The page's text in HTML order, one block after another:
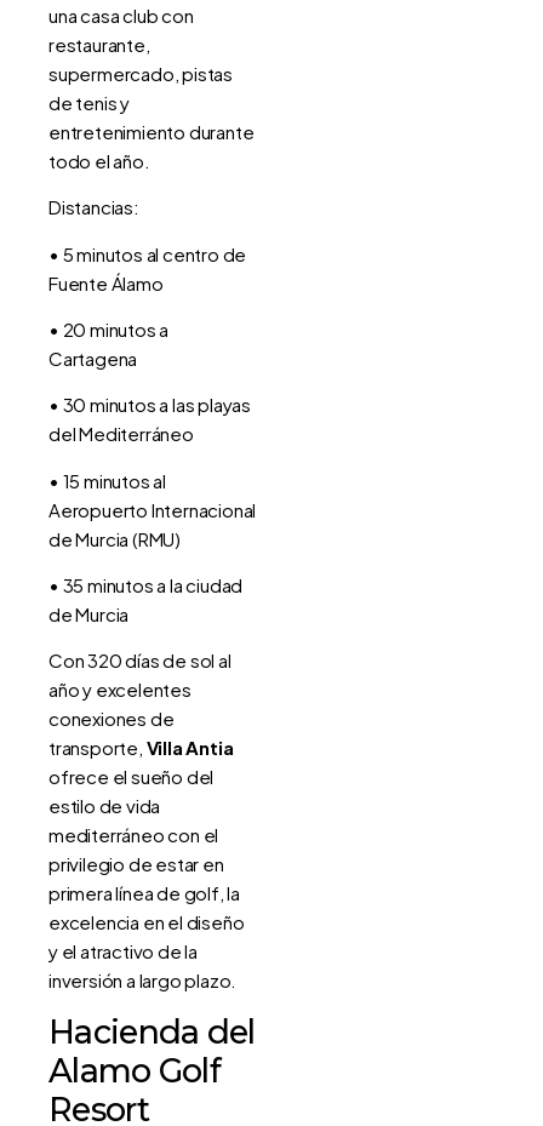
una casa club con
restaurante,
supermercado, pistas
de tenis y
entretenimiento durante
todo el año.
Distancias:
• 5 minutos al centro de
Fuente Álamo
• 20 minutos a
Cartagena
• 30 minutos a las playas
del Mediterráneo
• 15 minutos al
Aeropuerto Internacional
de Murcia (RMU)
• 35 minutos a la ciudad
de Murcia
Con 320 días de sol al
año y excelentes
conexiones de
transporte, Villa Antia
ofrece el sueño del
estilo de vida
mediterráneo con el
privilegio de estar en
primera línea de golf, la
excelencia en el diseño
y el atractivo de la
inversión a largo plazo.
Hacienda del
Alamo Golf
Resort